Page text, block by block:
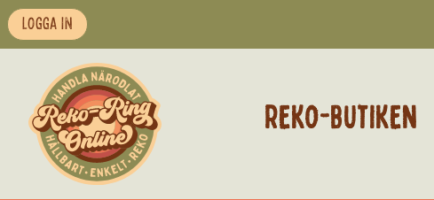
LOGGA IN
REKO-BUTIKEN